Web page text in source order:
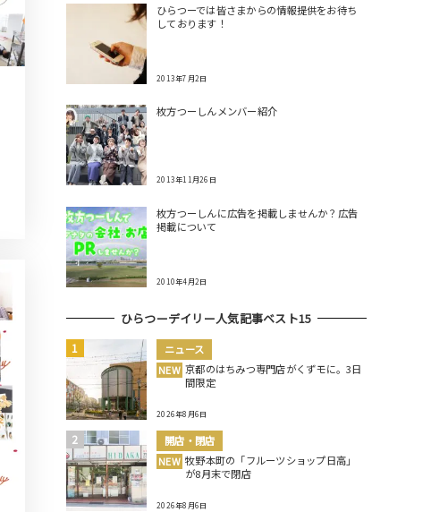
ひらつーでは皆さまからの情報提供をお待ち
しております！
2013年7月2日
枚方つーしんメンバー紹介
2013年11月26日
枚方つーしんに広告を掲載しませんか？広告
掲載について
2010年4月2日
ひらつーデイリー人気記事ベスト15
ニュース
NEW 京都のはちみつ専門店がくずモに。3日
間限定
2026年8月6日
開店・閉店
NEW 牧野本町の「フルーツショップ日高」
が8月末で閉店
2026年8月6日